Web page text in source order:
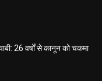
26 वर्षों से कानून को चकमा